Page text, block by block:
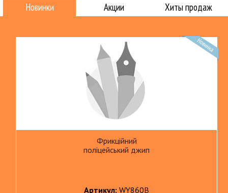
Новинки Акции Хиты продаж
Фрикційний
поліцейський джип
Артикул: WY860B